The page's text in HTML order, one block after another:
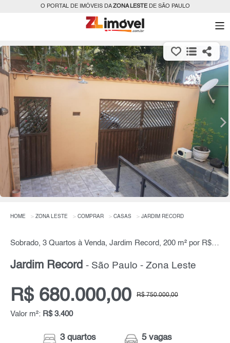
O PORTAL DE IMÓVEIS DAZONA LESTEDE SÃO PAULO
HOME ZONA LESTE COMPRAR CASAS JARDIM RECORD
Sobrado, 3 Quartos à Venda, Jardim Record, 200 m² por R$ 680.000,00
Jardim Record - São Paulo - Zona Leste
R$ 680.000,00 R$ 750.000,00
Valor m²: R$ 3.400
3 quartos 5 vagas